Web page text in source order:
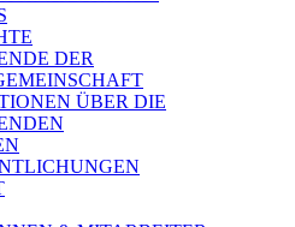
DER
ÜBER DIE